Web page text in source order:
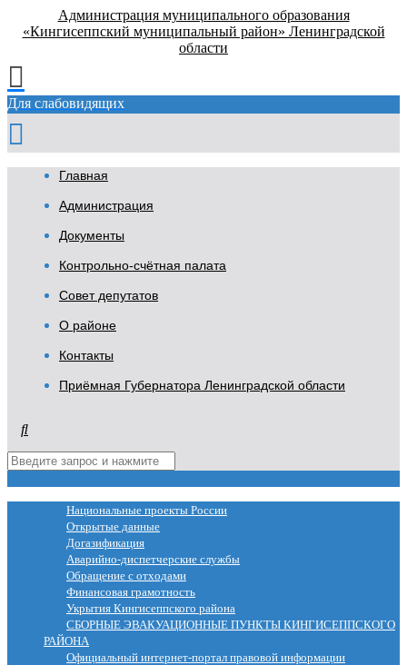
Администрация муниципального образования
«Кингисеппский муниципальный район» Ленинградской
области
Для слабовидящих
Главная
Администрация
Документы
Контрольно-счётная палата
Совет депутатов
О районе
Контакты
Приёмная Губернатора Ленинградской области
Национальные проекты России
Открытые данные
Догазификация
Аварийно-диспетчерские службы
Обращение с отходами
Финансовая грамотность
Укрытия Кингисеппского района
СБОРНЫЕ ЭВАКУАЦИОННЫЕ ПУНКТЫ КИНГИСЕППСКОГО
РАЙОНА
Официальный интернет-портал правовой информации